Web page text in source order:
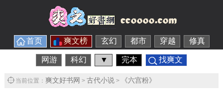
首页 爽文榜 玄幻 都市 穿越 修真
网游 科幻 ▼ 完本 找爽文
当前位置： 爽文好书网 > 古代小说> 《六宫粉》